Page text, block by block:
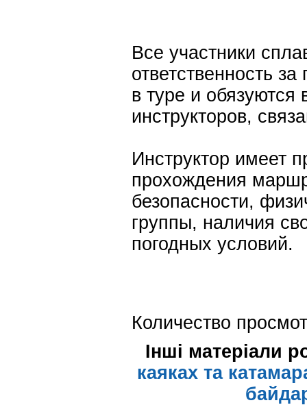
Все участники
ответственность
в туре и обязуются
инструкторов,
Инструктор имеет
прохождения
безопасности,
группы, наличия
погодных условий.
Количество
Інші матеріали
каяках та